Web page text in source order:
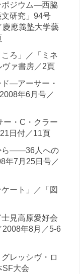
ポジウム—西脇
研究」94号
慶應義塾大学藝
ろ」／「ミネ
ァ書房／2頁
—アーサー・
年6月号／
ー・C・クラー
日付／11頁
ら——36人への
年7月25日号／
ート」／「図
見高原愛好会
年8月／5-6
レッシヴ・ロ
SF大会